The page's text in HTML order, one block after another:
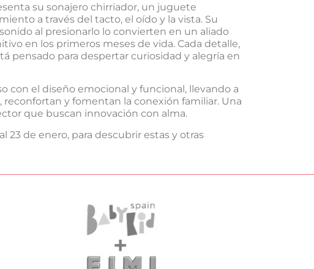
su sonajero chirriador, un juguete
a través del tacto, el oído y la vista. Su
al presionarlo lo convierten en un aliado
en los primeros meses de vida. Cada detalle,
pensado para despertar curiosidad y alegría en
con el diseño emocional y funcional, llevando a
reconfortan y fomentan la conexión familiar. Una
que buscan innovación con alma.
23 de enero, para descubrir estas y otras